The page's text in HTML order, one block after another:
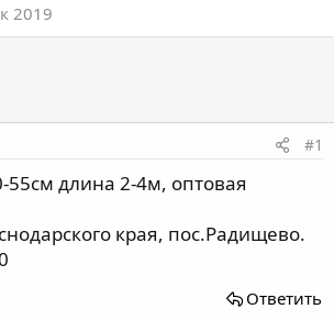
2019
#1
55см длина 2-4м, оптовая
края, пос.Радищево.
Ответить